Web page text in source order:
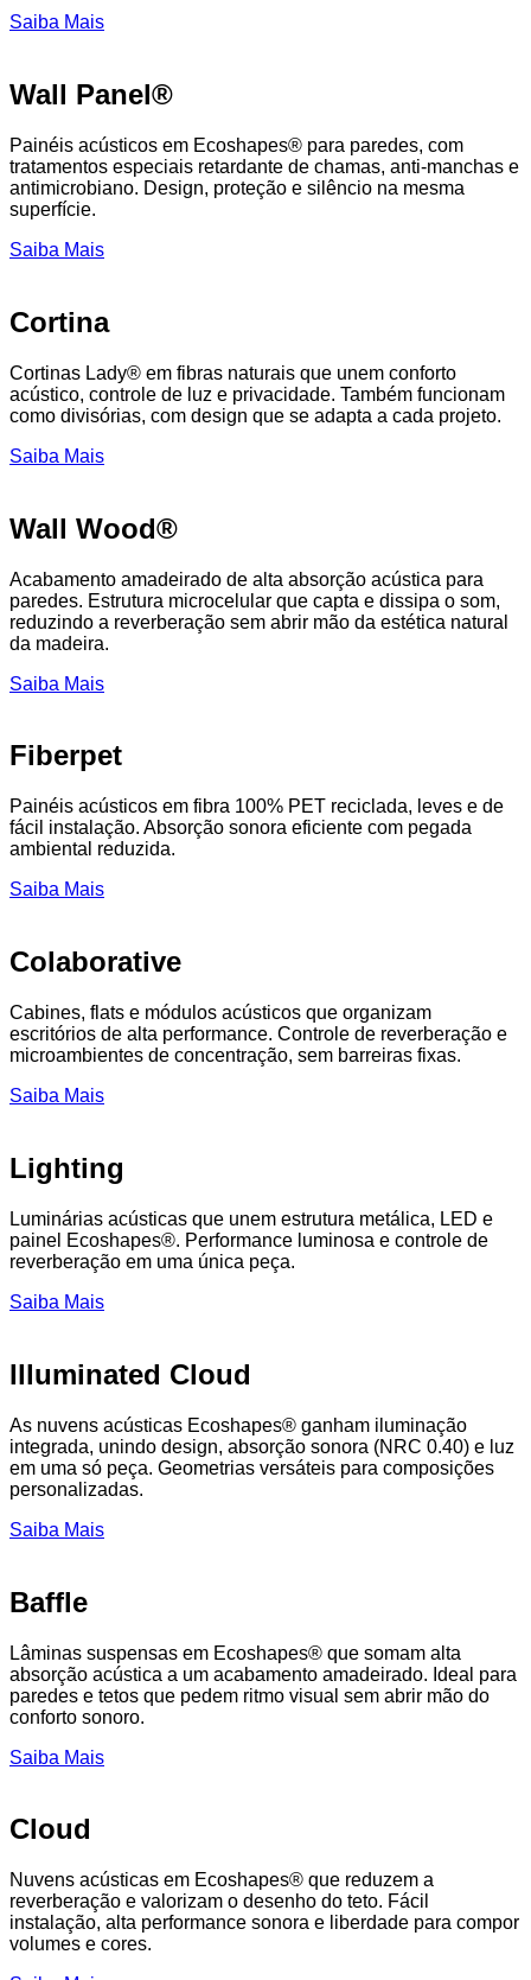
Saiba Mais
Wall Panel®
Painéis acústicos em Ecoshapes® para paredes, com
tratamentos especiais retardante de chamas, anti-manchas e
antimicrobiano. Design, proteção e silêncio na mesma
superfície.
Saiba Mais
Cortina
Cortinas Lady® em fibras naturais que unem conforto
acústico, controle de luz e privacidade. Também funcionam
como divisórias, com design que se adapta a cada projeto.
Saiba Mais
Wall Wood®
Acabamento amadeirado de alta absorção acústica para
paredes. Estrutura microcelular que capta e dissipa o som,
reduzindo a reverberação sem abrir mão da estética natural
da madeira.
Saiba Mais
Fiberpet
Painéis acústicos em fibra 100% PET reciclada, leves e de
fácil instalação. Absorção sonora eficiente com pegada
ambiental reduzida.
Saiba Mais
Colaborative
Cabines, flats e módulos acústicos que organizam
escritórios de alta performance. Controle de reverberação e
microambientes de concentração, sem barreiras fixas.
Saiba Mais
Lighting
Luminárias acústicas que unem estrutura metálica, LED e
painel Ecoshapes®. Performance luminosa e controle de
reverberação em uma única peça.
Saiba Mais
Illuminated Cloud
As nuvens acústicas Ecoshapes® ganham iluminação
integrada, unindo design, absorção sonora (NRC 0.40) e luz
em uma só peça. Geometrias versáteis para composições
personalizadas.
Saiba Mais
Baffle
Lâminas suspensas em Ecoshapes® que somam alta
absorção acústica a um acabamento amadeirado. Ideal para
paredes e tetos que pedem ritmo visual sem abrir mão do
conforto sonoro.
Saiba Mais
Cloud
Nuvens acústicas em Ecoshapes® que reduzem a
reverberação e valorizam o desenho do teto. Fácil
instalação, alta performance sonora e liberdade para compor
volumes e cores.